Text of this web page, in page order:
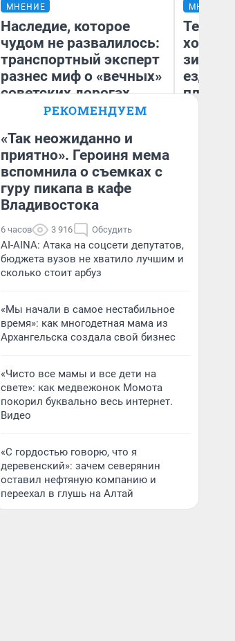
МНЕНИЕ
Наследие, которое
чудом не развалилось:
транспортный эксперт
разнес миф о «вечных»
советских дорогах
Олег Арефьев
Блогер, предприниматель,
владелец в транспортном
бизнесе
МНЕНИЕ
Тепло
зимой.
ездит
плюсы
РЕКОМЕНДУЕМ
«Так неожиданно и
приятно». Героиня мема
вспомнила о съемках с
гуру пикапа в кафе
Владивостока
6 часов 3 916 Обсудить
AI-AINA: Атака на соцсети депутатов,
бюджета вузов не хватило лучшим и
сколько стоит арбуз
«Мы начали в самое нестабильное
время»: как многодетная мама из
Архангельска создала свой бизнес
«Чисто все мамы и все дети на
свете»: как медвежонок Момота
покорил буквально весь интернет.
Видео
«С гордостью говорю, что я
деревенский»: зачем северянин
оставил нефтяную компанию и
переехал в глушь на Алтай